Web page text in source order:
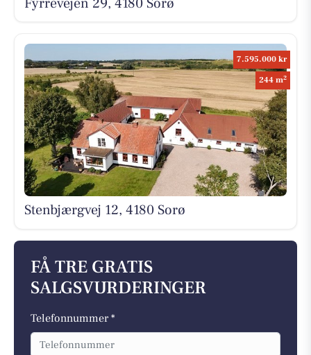
7.595.000 kr
244 m2
Stenbjærgvej 12, 4180 Sorø
FÅ TRE GRATIS
SALGSVURDERINGER
Telefonnummer *